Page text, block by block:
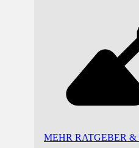
MEHR RATGEBER &